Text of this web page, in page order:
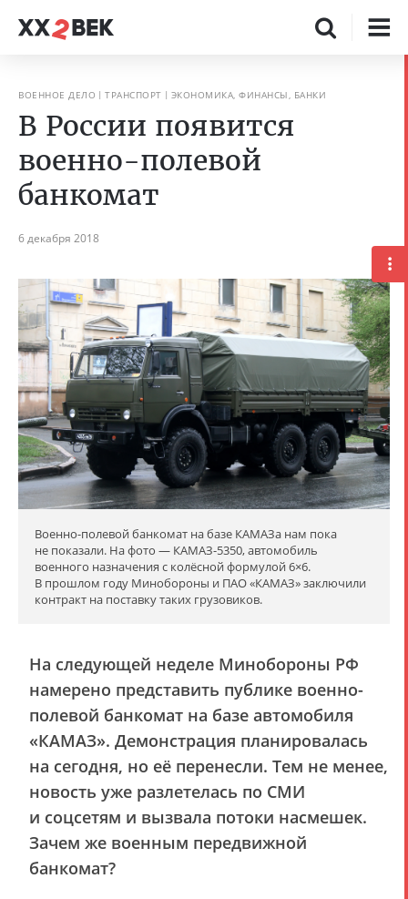
ВОЕННОЕ ДЕЛО ТРАНСПОРТ ЭКОНОМИКА, ФИНАНСЫ, БАНКИ
В России появится
военно-полевой
банкомат
6 декабря 2018
Военно-полевой банкомат на базе КАМАЗа нам пока
не показали. На фото — КАМАЗ-5350, автомобиль
военного назначения с колёсной формулой 6×6.
В прошлом году Минобороны и ПАО «КАМАЗ» заключили
контракт на поставку таких грузовиков.
На следующей неделе Минобороны РФ
намерено представить публике военно-
полевой банкомат на базе автомобиля
«КАМАЗ». Демонстрация планировалась
на сегодня, но её перенесли. Тем не менее,
новость уже разлетелась по СМИ
и соцсетям и вызвала потоки насмешек.
Зачем же военным передвижной
банкомат?